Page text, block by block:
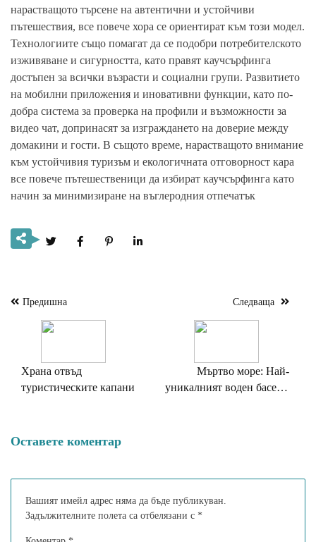
нарастващото търсене на автентични и устойчиви
пътешествия, все повече хора се ориентират към този модел.
Технологиите също помагат да се подобри потребителското
изживяване и сигурността, като правят каучсърфинга
достъпен за всички възрасти и социални групи. Развитието
на мобилни приложения и иновативни функции, като по-
добра система за проверка на профили и възможности за
видео чат, допринасят за изграждането на доверие между
домакини и гости. В същото време, нарастващото внимание
към устойчивия туризъм и екологичната отговорност кара
все повече пътешественици да избират каучсърфинга като
начин за минимизиране на въглеродния отпечатък
Навигация
Предишна
Храна отвъд
туристическите капани
Следваща
Мъртво море: Най-
уникалният воден басейн
Оставете коментар
Вашият имейл адрес няма да бъде публикуван.
Задължителните полета са отбелязани с *